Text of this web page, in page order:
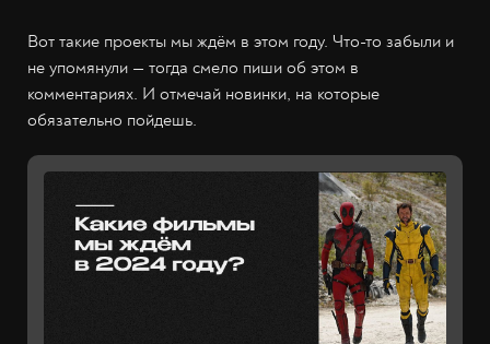
Вот такие проекты мы ждём в этом году. Что-то забыли и
не упомянули — тогда смело пиши об этом в
комментариях. И отмечай новинки, на которые
обязательно пойдешь.